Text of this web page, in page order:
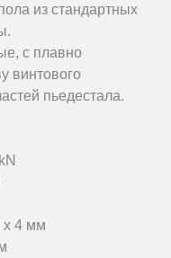
из стандартных
с плавно
винтового
пьедестала.
х 4 мм